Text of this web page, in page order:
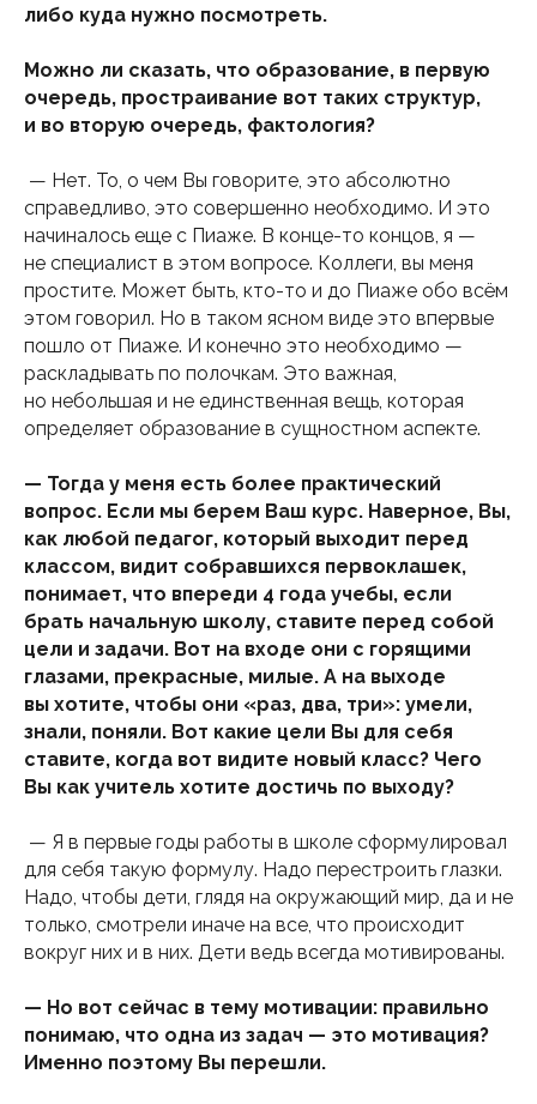
либо куда нужно посмотреть.
Можно ли сказать, что образование, в первую
очередь, простраивание вот таких структур,
и во вторую очередь, фактология?
— Нет. То, о чем Вы говорите, это абсолютно
справедливо, это совершенно необходимо. И это
начиналось еще с Пиаже. В конце-то концов, я —
не специалист в этом вопросе. Коллеги, вы меня
простите. Может быть, кто-то и до Пиаже обо всём
этом говорил. Но в таком ясном виде это впервые
пошло от Пиаже. И конечно это необходимо —
раскладывать по полочкам. Это важная,
но небольшая и не единственная вещь, которая
определяет образование в сущностном аспекте.
— Тогда у меня есть более практический
вопрос. Если мы берем Ваш курс. Наверное, Вы,
как любой педагог, который выходит перед
классом, видит собравшихся первоклашек,
понимает, что впереди 4 года учебы, если
брать начальную школу, ставите перед собой
цели и задачи. Вот на входе они с горящими
глазами, прекрасные, милые. А на выходе
вы хотите, чтобы они «раз, два, три»: умели,
знали, поняли. Вот какие цели Вы для себя
ставите, когда вот видите новый класс? Чего
Вы как учитель хотите достичь по выходу?
— Я в первые годы работы в школе сформулировал
для себя такую формулу. Надо перестроить глазки.
Надо, чтобы дети, глядя на окружающий мир, да и не
только, смотрели иначе на все, что происходит
вокруг них и в них. Дети ведь всегда мотивированы.
— Но вот сейчас в тему мотивации: правильно
понимаю, что одна из задач — это мотивация?
Именно поэтому Вы перешли.